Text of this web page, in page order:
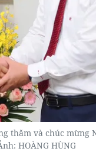
thăm và chúc mừng
HOÀNG HÙNG